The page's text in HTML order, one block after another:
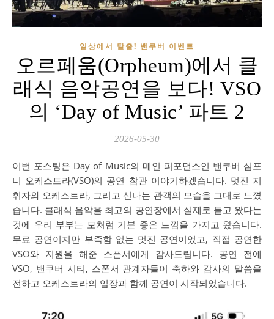
일상에서 탈출! 밴쿠버 이벤트
오르페움(Orpheum)에서 클
래식 음악공연을 보다! VSO
의 ‘Day of Music’ 파트 2
2026-05-30
이번 포스팅은 Day of Music의 메인 퍼포먼스인 밴쿠버 심포
니 오케스트라(VSO)의 공연 참관 이야기하겠습니다. 멋진 지
휘자와 오케스트라, 그리고 신나는 관객의 모습을 그대로 느꼈
습니다. 클래식 음악을 최고의 공연장에서 실제로 듣고 왔다는
것에 우리 부부는 모처럼 기분 좋은 느낌을 가지고 왔습니다.
무료 공연이지만 부족함 없는 멋진 공연이었고, 직접 공연한
VSO와 지원을 해준 스폰서에게 감사드립니다. 공연 전에
VSO, 밴쿠버 시티, 스폰서 관계자들이 축하와 감사의 말씀을
전하고 오케스트라의 입장과 함께 공연이 시작되었습니다.